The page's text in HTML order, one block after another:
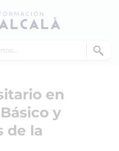
en
y
de la